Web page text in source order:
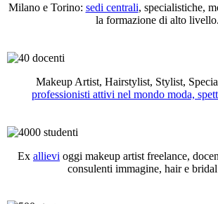
Milano e Torino: sedi centrali, specialistiche,
la formazione di alto livello.
Makeup Artist, Hairstylist, Stylist,
professionisti attivi nel mondo moda,
Ex allievi oggi makeup artist freelance,
consulenti immagine, hair e